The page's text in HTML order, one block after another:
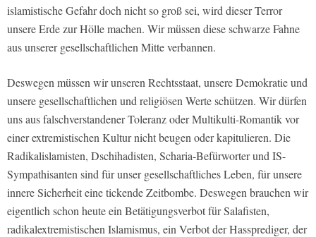
islamistische Gefahr doch nicht so groß sei, wird dieser Terror
unsere Erde zur Hölle machen. Wir müssen diese schwarze Fahne
aus unserer gesellschaftlichen Mitte verbannen.
Deswegen müssen wir unseren Rechtsstaat, unsere Demokratie und
unsere gesellschaftlichen und religiösen Werte schützen. Wir dürfen
uns aus falschverstandener Toleranz oder Multikulti-Romantik vor
einer extremistischen Kultur nicht beugen oder kapitulieren. Die
Radikalislamisten, Dschihadisten, Scharia-Befürworter und IS-
Sympathisanten sind für unser gesellschaftliches Leben, für unsere
innere Sicherheit eine tickende Zeitbombe. Deswegen brauchen wir
eigentlich schon heute ein Betätigungsverbot für Salafisten,
radikalextremistischen Islamismus, ein Verbot der Hassprediger, der